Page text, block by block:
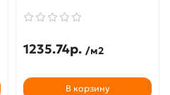
1235.74р. /м2
В корзину